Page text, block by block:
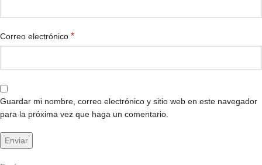
Correo electrónico *
Guardar mi nombre, correo electrónico y sitio web en este navegador
para la próxima vez que haga un comentario.